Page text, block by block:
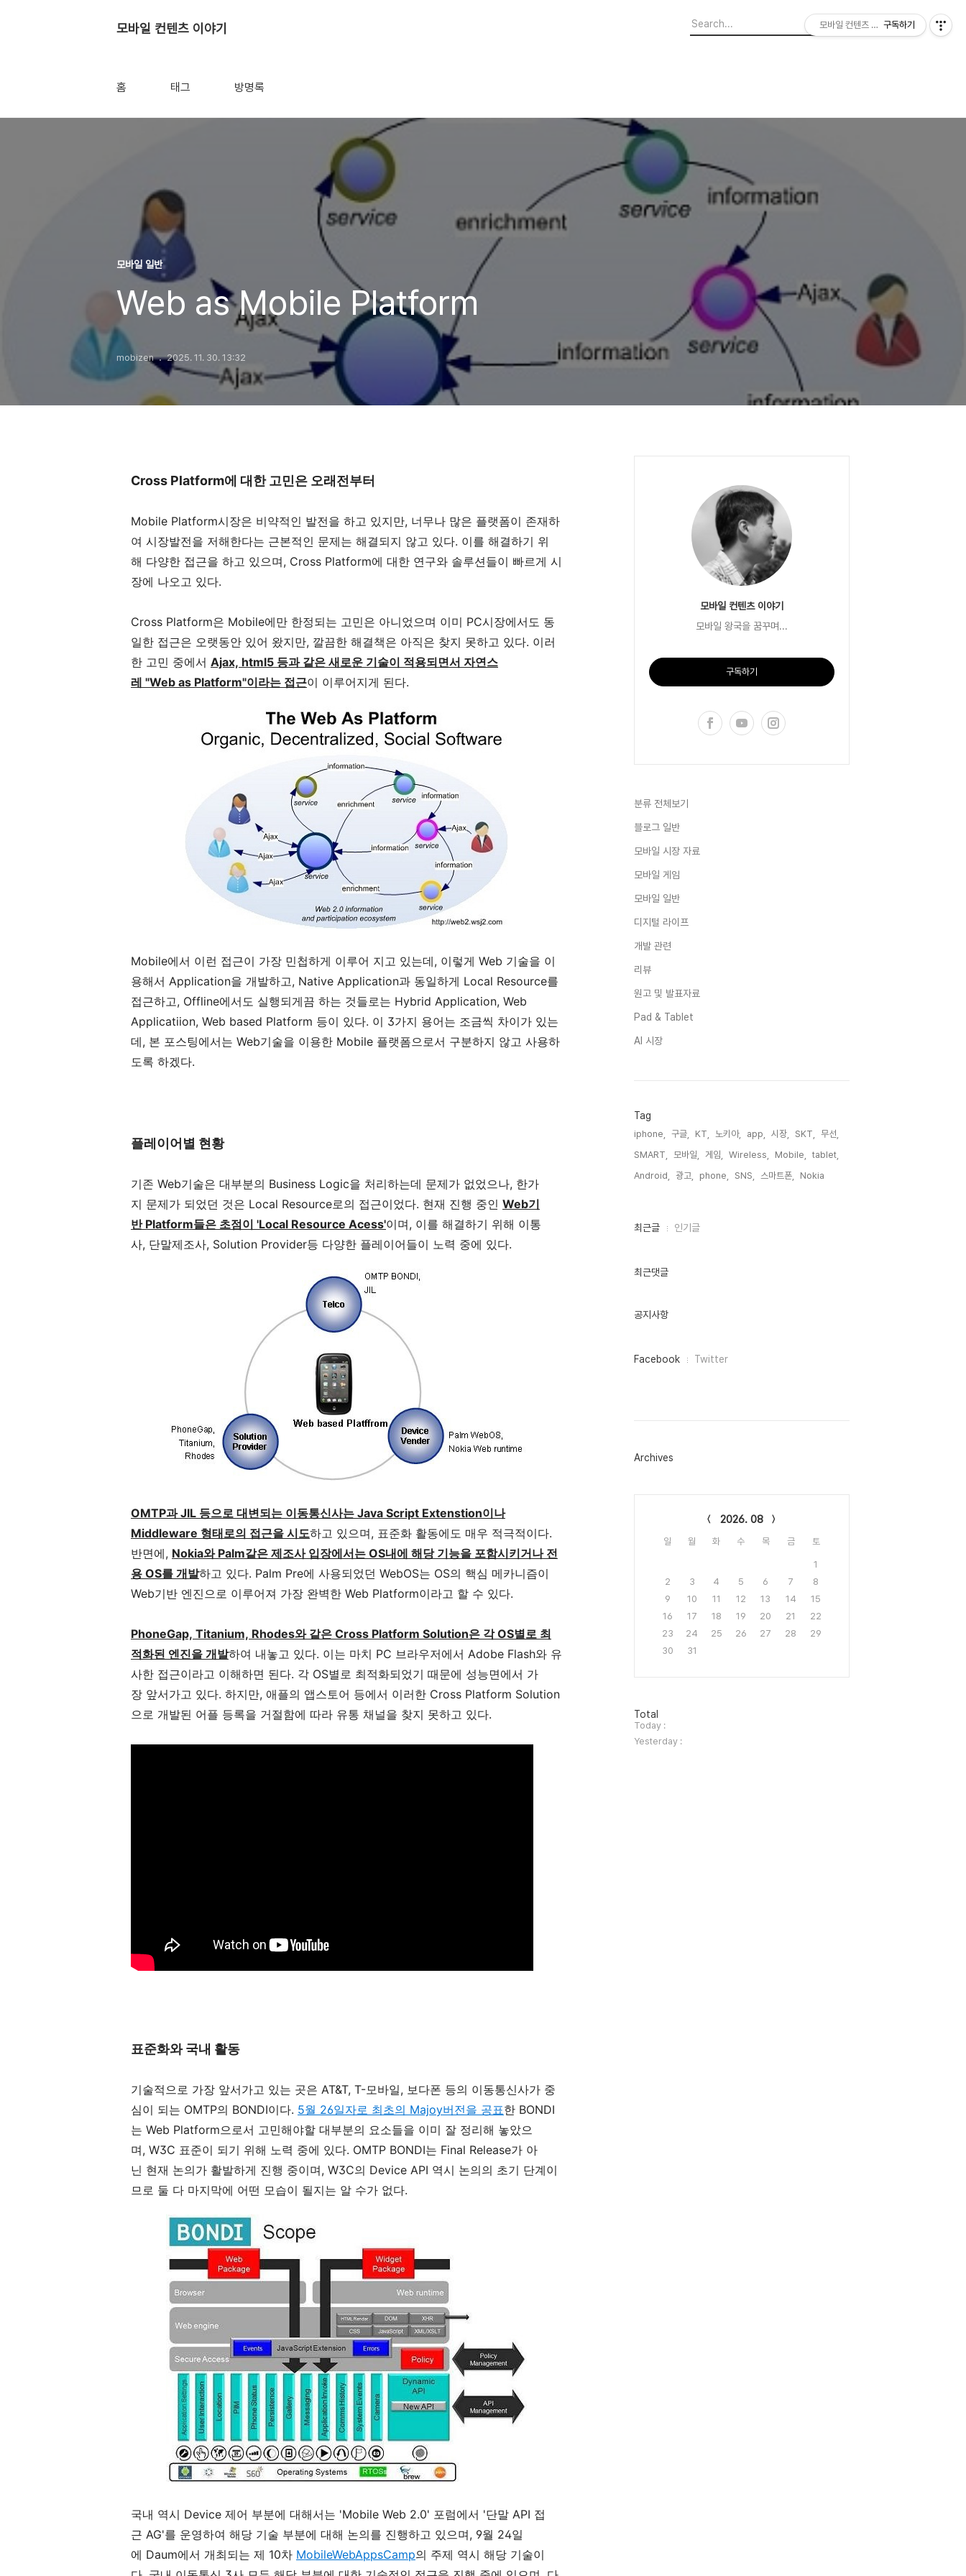
모바일 컨텐츠 이야기
홈 태그 방명록
모바일 일반
Web as Mobile Platform
mobizen 2025. 11. 30. 13:32
Cross Platform에 대한 고민은 오래전부터
Mobile Platform시장은 비약적인 발전을 하고 있지만, 너무나 많은 플랫폼이 존재하
여 시장발전을 저해한다는 근본적인 문제는 해결되지 않고 있다. 이를 해결하기 위
해 다양한 접근을 하고 있으며, Cross Platform에 대한 연구와 솔루션들이 빠르게 시
장에 나오고 있다.
Cross Platform은 Mobile에만 한정되는 고민은 아니었으며 이미 PC시장에서도 동
일한 접근은 오랫동안 있어 왔지만, 깔끔한 해결책은 아직은 찾지 못하고 있다. 이러
한 고민 중에서 Ajax, html5 등과 같은 새로운 기술이 적용되면서 자연스
레 "Web as Platform"이라는 접근이 이루어지게 된다.
Mobile에서 이런 접근이 가장 민첩하게 이루어 지고 있는데, 이렇게 Web 기술을 이
용해서 Application을 개발하고, Native Application과 동일하게 Local Resource를
접근하고, Offline에서도 실행되게끔 하는 것들로는 Hybrid Application, Web
Applicatiion, Web based Platform 등이 있다. 이 3가지 용어는 조금씩 차이가 있는
데, 본 포스팅에서는 Web기술을 이용한 Mobile 플랫폼으로서 구분하지 않고 사용하
도록 하겠다.
플레이어별 현황
기존 Web기술은 대부분의 Business Logic을 처리하는데 문제가 없었으나, 한가
지 문제가 되었던 것은 Local Resource로의 접근이었다. 현재 진행 중인 Web기
반 Platform들은 초점이 'Local Resource Acess'이며, 이를 해결하기 위해 이통
사, 단말제조사, Solution Provider등 다양한 플레이어들이 노력 중에 있다.
OMTP과 JIL 등으로 대변되는 이동통신사는 Java Script Extenstion이나
Middleware 형태로의 접근을 시도하고 있으며, 표준화 활동에도 매우 적극적이다.
반면에, Nokia와 Palm같은 제조사 입장에서는 OS내에 해당 기능을 포함시키거나 전
용 OS를 개발하고 있다. Palm Pre에 사용되었던 WebOS는 OS의 핵심 메카니즘이
Web기반 엔진으로 이루어져 가장 완벽한 Web Platform이라고 할 수 있다.
PhoneGap, Titanium, Rhodes와 같은 Cross Platform Solution은 각 OS별로 최
적화된 엔진을 개발하여 내놓고 있다. 이는 마치 PC 브라우저에서 Adobe Flash와 유
사한 접근이라고 이해하면 된다. 각 OS별로 최적화되었기 때문에 성능면에서 가
장 앞서가고 있다. 하지만, 애플의 앱스토어 등에서 이러한 Cross Platform Solution
으로 개발된 어플 등록을 거절함에 따라 유통 채널을 찾지 못하고 있다.
표준화와 국내 활동
기술적으로 가장 앞서가고 있는 곳은 AT&T, T-모바일, 보다폰 등의 이동통신사가 중
심이 되는 OMTP의 BONDI이다. 5월 26일자로 최초의 Majoy버전을 공표한 BONDI
는 Web Platform으로서 고민해야할 대부분의 요소들을 이미 잘 정리해 놓았으
며, W3C 표준이 되기 위해 노력 중에 있다. OMTP BONDI는 Final Release가 아
닌 현재 논의가 활발하게 진행 중이며, W3C의 Device API 역시 논의의 초기 단계이
므로 둘 다 마지막에 어떤 모습이 될지는 알 수가 없다.
국내 역시 Device 제어 부분에 대해서는 'Mobile Web 2.0' 포럼에서 '단말 API 접
근 AG'를 운영하여 해당 기술 부분에 대해 논의를 진행하고 있으며, 9월 24일
에 Daum에서 개최되는 제 10차 MobileWebAppsCamp의 주제 역시 해당 기술이
모바일 컨텐츠 이야기
모바일 왕국을 꿈꾸며...
구독하기
분류 전체보기
블로그 일반
모바일 시장 자료
모바일 게임
모바일 일반
디지털 라이프
개발 관련
리뷰
원고 및 발표자료
Pad & Tablet
AI 시장
Tag
iphone, 구글, KT, 노키아, app, 시장, SKT,
무선,
SMART,
모바일, 게임, Wireless, Mobile,
tablet,
Android,
광고, phone, SNS, 스마트폰, Nokia,
최
인
최근글 인기글
최근댓글
공지사항
페
그
Facebook Twitter
Archives
2026. 08
일 월 화 수 목 금 토
1
2
3 4 5 6 7
8
9
10 11 12 13 14
15
16
17 18 19 20 21
22
23
24 25 26 27 28
29
30
31
방
문
자
수
Total
Today :
Yesterday :
모바일 컨텐츠 이야기구독하기